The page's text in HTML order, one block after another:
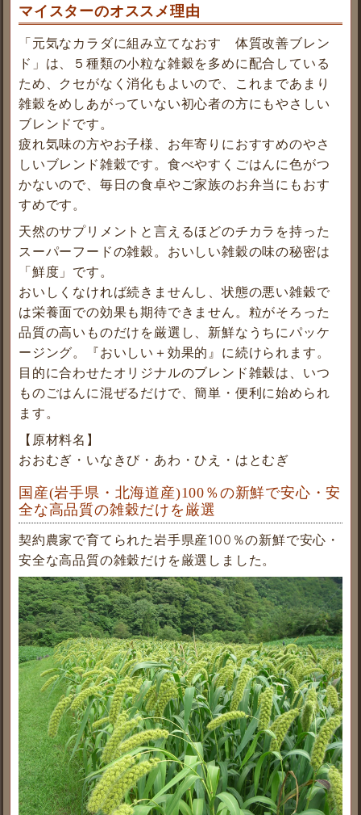
マイスターのオススメ理由
「元気なカラダに組み立てなおす 体質改善ブレン
ド」は、５種類の小粒な雑穀を多めに配合している
ため、クセがなく消化もよいので、これまであまり
雑穀をめしあがっていない初心者の方にもやさしい
ブレンドです。
疲れ気味の方やお子様、お年寄りにおすすめのやさ
しいブレンド雑穀です。食べやすくごはんに色がつ
かないので、毎日の食卓やご家族のお弁当にもおす
すめです。
天然のサプリメントと言えるほどのチカラを持った
スーパーフードの雑穀。おいしい雑穀の味の秘密は
「鮮度」です。
おいしくなければ続きませんし、状態の悪い雑穀で
は栄養面での効果も期待できません。粒がそろった
品質の高いものだけを厳選し、新鮮なうちにパッケ
ージング。『おいしい＋効果的』に続けられます。
目的に合わせたオリジナルのブレンド雑穀は、いつ
ものごはんに混ぜるだけで、簡単・便利に始められ
ます。
【原材料名】
おおむぎ・いなきび・あわ・ひえ・はとむぎ
国産(岩手県・北海道産)100％の新鮮で安心・安
全な高品質の雑穀だけを厳選
契約農家で育てられた岩手県産100％の新鮮で安心・
安全な高品質の雑穀だけを厳選しました。